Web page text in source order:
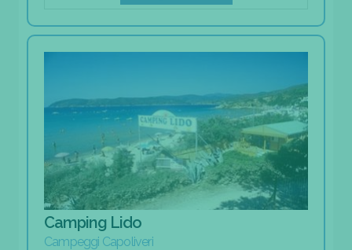
Camping Lido
Campeggi Capoliveri